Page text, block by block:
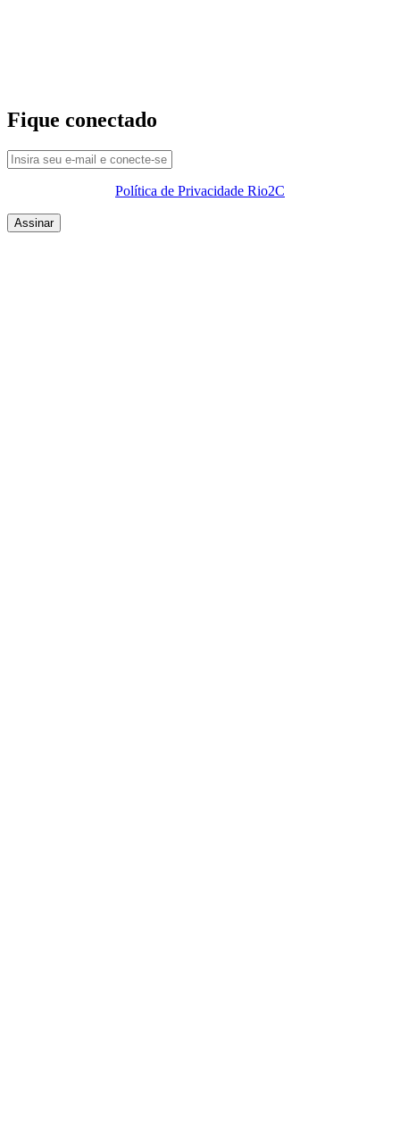
Fique conectado
Política de Privacidade Rio2C